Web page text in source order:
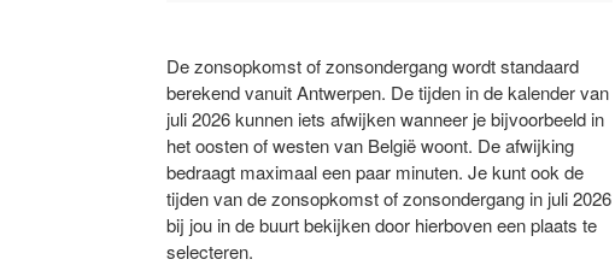
De zonsopkomst of zonsondergang wordt standaard
berekend vanuit Antwerpen. De tijden in de kalender van
juli 2026 kunnen iets afwijken wanneer je bijvoorbeeld in
het oosten of westen van België woont. De afwijking
bedraagt maximaal een paar minuten. Je kunt ook de
tijden van de zonsopkomst of zonsondergang in juli 2026
bij jou in de buurt bekijken door hierboven een plaats te
selecteren.